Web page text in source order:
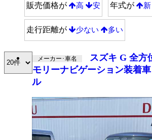
販売価格が 高 安 年式が
走行距離が 少ない 多い
メーカー･車名
スズキ G 全方
モリーナビゲーション装着
ル